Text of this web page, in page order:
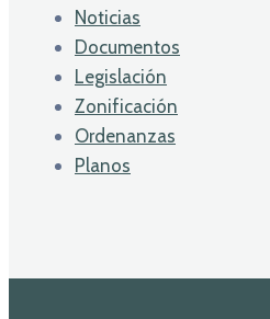
Noticias
Documentos
Legislación
Zonificación
Ordenanzas
Planos